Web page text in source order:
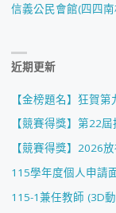
信義公民會館(四四南
近期更新
【金榜題名】狂賀
【競賽得獎】第22
【競賽得獎】2026
115學年度個人申請
115-1兼任教師 (3D